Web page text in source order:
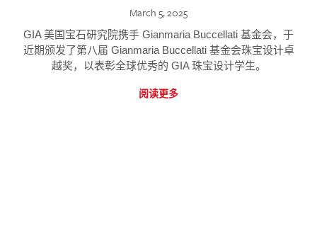
March 5, 2025
GIA 美国宝石研究院携手 Gianmaria Buccellati 基金会，于
近期颁发了第八届 Gianmaria Buccellati 基金会珠宝设计卓
越奖，以表彰全球优秀的 GIA 珠宝设计学生。
阅读更多